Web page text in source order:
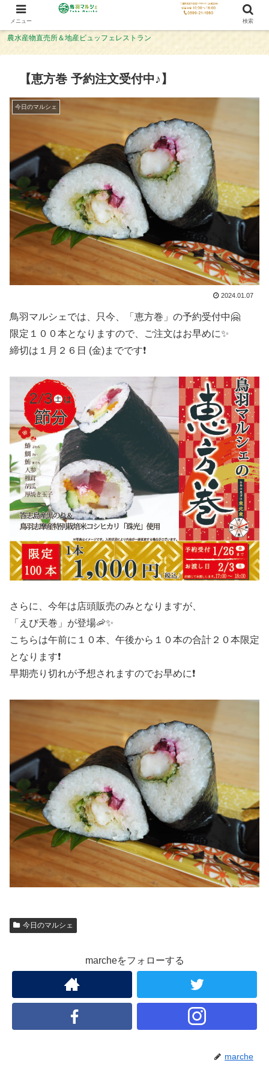
農水産物直売所＆地産ビュッフェレストラン
【恵方巻 予約注文受付中♪】
今日のマルシェ
2024.01.07
鳥羽マルシェでは、只今、「恵方巻」の予約受付中🤗
限定１００本となりますので、ご注文はお早めに✨
締切は１月２６日 (金)までです❗
さらに、今年は店頭販売のみとなりますが、
「えび天巻」が登場🦐✨
こちらは午前に１０本、午後から１０本の合計２０本限定
となります❗
早期売り切れが予想されますのでお早めに❗
今日のマルシェ
marcheをフォローする
marche
メニュー 検索